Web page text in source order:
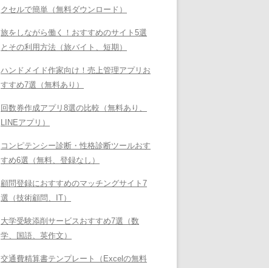
クセルで簡単（無料ダウンロード）
旅をしながら働く！おすすめのサイト5選
とその利用方法（旅バイト、短期）
ハンドメイド作家向け！売上管理アプリお
すすめ7選（無料あり）
回数券作成アプリ8選の比較（無料あり、
LINEアプリ）
コンピテンシー診断・性格診断ツールおす
すめ6選（無料、登録なし）
顧問登録におすすめのマッチングサイト7
選（技術顧問、IT）
大学受験添削サービスおすすめ7選（数
学、国語、英作文）
交通費精算書テンプレート（Excelの無料